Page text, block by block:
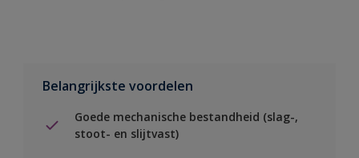
Belangrijkste voordelen
Goede mechanische bestandheid (slag-,
stoot- en slijtvast)